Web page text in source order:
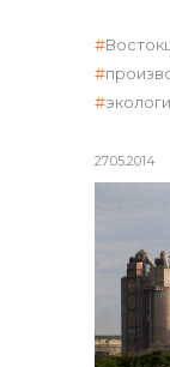
27.05.2014